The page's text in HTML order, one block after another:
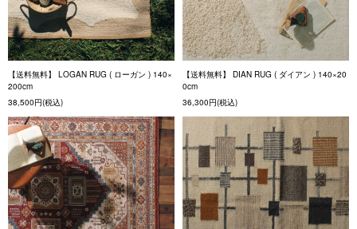
【送料無料】 LOGAN RUG ( ローガン ) 140×
200cm
38,500円(税込)
【送料無料】 DIAN RUG ( ダイアン ) 140×20
0cm
36,300円(税込)